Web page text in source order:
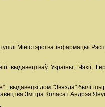
Міністэрства інфармацыі
Украіны, Чэхіі,
, выдавецкі дом "Звязда" былі
Змітра Коласа і Андрэя